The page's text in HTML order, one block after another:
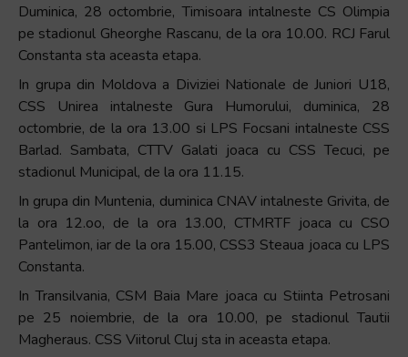
Duminica, 28 octombrie, Timisoara intalneste CS Olimpia
pe stadionul Gheorghe Rascanu, de la ora 10.00. RCJ Farul
Constanta sta aceasta etapa.
In grupa din Moldova a Diviziei Nationale de Juniori U18,
CSS Unirea intalneste Gura Humorului, duminica, 28
octombrie, de la ora 13.00 si LPS Focsani intalneste CSS
Barlad. Sambata, CTTV Galati joaca cu CSS Tecuci, pe
stadionul Municipal, de la ora 11.15.
In grupa din Muntenia, duminica CNAV intalneste Grivita, de
la ora 12.oo, de la ora 13.00, CTMRTF joaca cu CSO
Pantelimon, iar de la ora 15.00, CSS3 Steaua joaca cu LPS
Constanta.
In Transilvania, CSM Baia Mare joaca cu Stiinta Petrosani
pe 25 noiembrie, de la ora 10.00, pe stadionul Tautii
Magheraus. CSS Viitorul Cluj sta in aceasta etapa.